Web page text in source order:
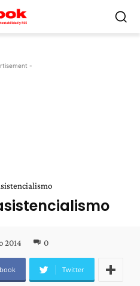
-
2014 0
Twitter